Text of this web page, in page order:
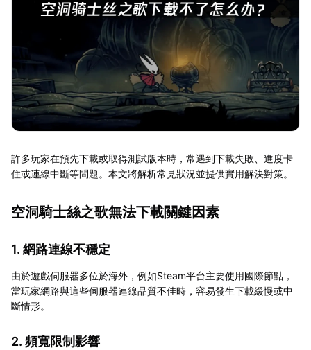
許多玩家在預先下載或取得測試版本時，常遇到下載失敗、進度卡
住或連線中斷等問題。本文將解析常見狀況並提供實用解決對策。
空洞騎士絲之歌無法下載關鍵因素
1. 網路連線不穩定
由於遊戲伺服器多位於海外，例如Steam平台主要使用國際節點，
當玩家網路與這些伺服器連線品質不佳時，容易發生下載緩慢或中
斷情形。
2. 頻寬限制影響